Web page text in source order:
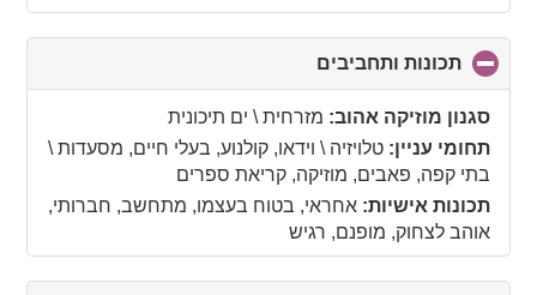
תכונות ותחביבים
to
collapse
contents
סגנון מוזיקה אהוב: מזרחית \ ים תיכונית
תחומי עניין: טלויזיה \ וידאו, קולנוע, בעלי חיים, מסעדות \
בתי קפה, פאבים, מוזיקה, קריאת ספרים
תכונות אישיות: אחראי, בטוח בעצמו, מתחשב, חברותי,
אוהב לצחוק, מופנם, רגיש